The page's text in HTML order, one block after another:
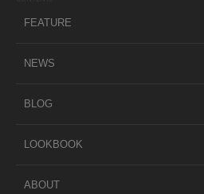
FEATURE
NEWS
BLOG
LOOKBOOK
ABOUT